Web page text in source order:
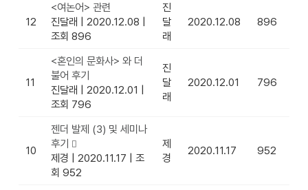
12
<여논어> 관련
진달래
2020.12.08
조회 896
진
달
래
2020.12.08 896
11
<혼인의 문화사> 와 더
불어 후기
진달래
2020.12.01
조회 796
진
달
래
2020.12.01 796
10
젠더 발제 (3) 및 세미나
후기
제경
2020.11.17
조
회 952
제
경
2020.11.17 952